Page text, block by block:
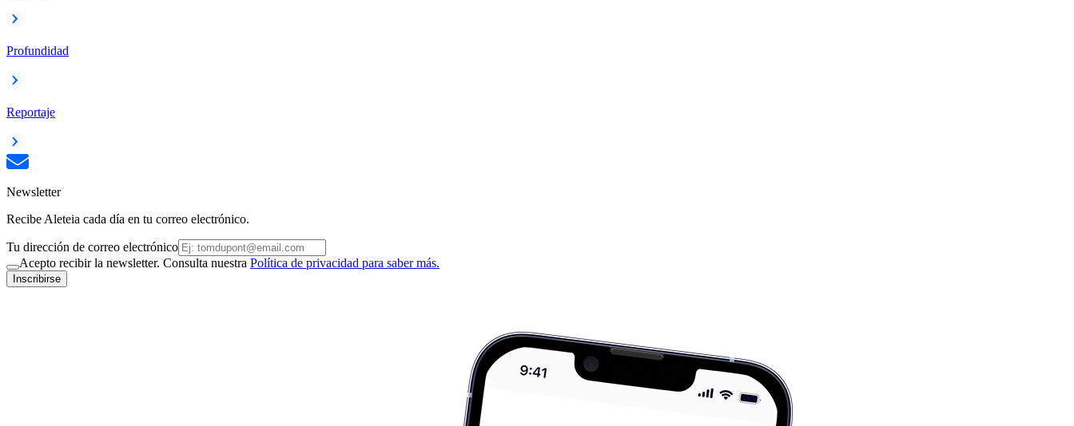
Profundidad
Reportaje
Newsletter
Recibe Aleteia cada día en tu correo electrónico.
Tu dirección de correo electrónico
Acepto recibir la newsletter. Consulta nuestra Política de privacidad para saber más.
Inscribirse